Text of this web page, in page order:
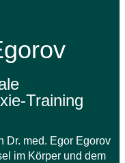
Training
Dr. med. Egor Egorov
im Körper und dem